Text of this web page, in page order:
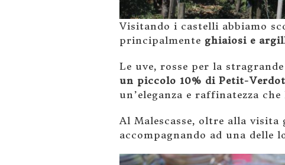
Visitando i castelli abbiamo
principalmente ghiaiosi e
Le uve, rosse per la
un piccolo 10% di Petit-Verdot
un’eleganza e raffinatezza
Al Malescasse, oltre alla visita
accompagnando ad una delle